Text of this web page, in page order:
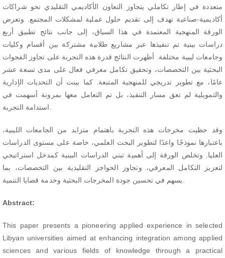
متعددة في إطار تكاملي يتجاوز التعاون الأكاديمي التقليدي نحو شراكات
أكاديمية-صناعية تهدف إلى تقديم حلول عملية لمشكلات المجتمع. وتعرض
الورقة المنهجية المعتمدة في هذا السياق، إلى جانب نتائج تطبيق أربع
دراسات بينية تم تنفيذها عبر مشاريع طلابية مشتركة بين أقسام وكليات
وجامعات ليبية مختلفة. أظهرت النتائج قدرة هذه التجربة على تجاوز الفجوات
البحثية بين التخصصات، وتحقيق تكامل معرفي فعال على مدى تسعة عشر
عامًا، مع تطوير تدريجي للمنهجية المتبعة. كما بينت أن التحديات الإدارية
والتمويلية لم تعق مسار التنفيذ، بل تم التعامل معها بمرونة أسهمت في
وقد حظيت مخرجات هذه التجربة باهتمام متزايد من الجامعات الليبية،
باعتبارها نموذجًا واعدًا لتطوير البحث العلمي، خاصة على مستوى الدراسات
العليا. وتخلص الورقة إلى أهمية تبني الدراسات البينية كمدخل استراتيجي
لتعزيز التكامل المعرفي، وتجاوز الحواجز التقليدية بين التخصصات، بما
Abstract:
This paper presents a pioneering applied experience in selected
Libyan universities aimed at enhancing integration among applied
sciences and various fields of knowledge through a practical